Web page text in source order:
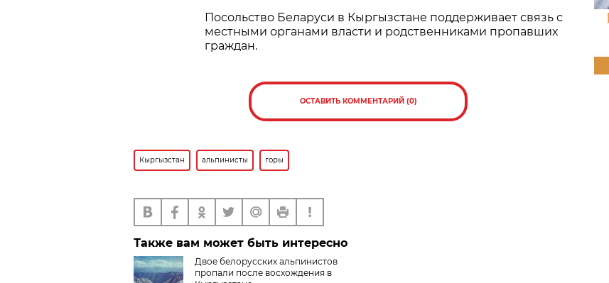
Посольство Беларуси в Кыргызстане поддерживает связь с
местными органами власти и родственниками пропавших
граждан.
ОСТАВИТЬ КОММЕНТАРИЙ (0)
Кыргызстан альпинисты горы
Также вам может быть интересно
Двое белорусских альпинистов
пропали после восхождения в